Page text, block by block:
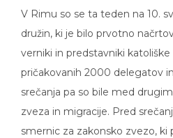
V Rimu so se ta teden na 10.
družin, ki je bilo prvotno
verniki in predstavniki
pričakovanih 2000 delegatov
srečanja pa so bile med
zveza in migracije. Pred
smernic za zakonsko zvezo, ki